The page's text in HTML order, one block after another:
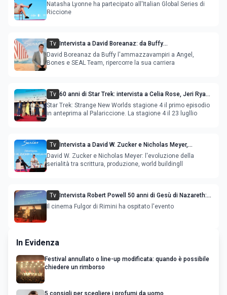
Natasha Lyonne ha partecipato all'Italian Global Series di
Riccione
Tv
Intervista a David Boreanaz: da Buffy
l'ammazzavampiri a Angel, Bones e SEAL Team
David Boreanaz da Buffy l'ammazzavampiri a Angel,
Bones e SEAL Team, ripercorre la sua carriera
Tv 60 anni di Star Trek: intervista a Celia Rose, Jeri Ryan,
Rebecca Romijn, Anson Mount
Star Trek: Strange New Worlds stagione 4 il primo episodio
in anteprima al Palariccione. La stagione 4 il 23 lugllio
Tv
Intervista a David W. Zucker e Nicholas Meyer,
l'evoluzione della serialità internazionale
David W. Zucker e Nicholas Meyer: l'evoluzione della
serialità tra scrittura, produzione, world buildingll
Tv
Intervista Robert Powell 50 anni di Gesù di Nazareth:
l'attore incontra il pubblico
Il cinema Fulgor di Rimini ha ospitato l'evento
In Evidenza
Festival annullato o line-up modificata: quando è possibile
chiedere un rimborso